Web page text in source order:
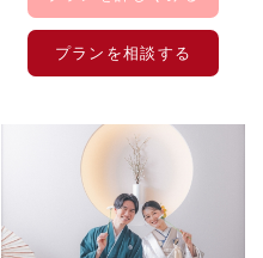
プランを相談する